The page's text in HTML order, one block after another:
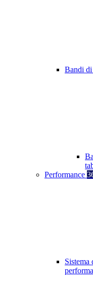
Bandi di
Performance
Sistema